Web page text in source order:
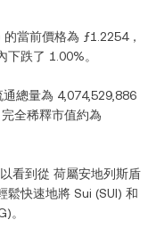
的當前價格為 ƒ1.2254，
下跌了 1.00%。
通總量為 4,074,529,886
完全稀釋市值約為
看到從 荷屬安地列斯盾
鬆快速地將 Sui (SUI) 和
)。